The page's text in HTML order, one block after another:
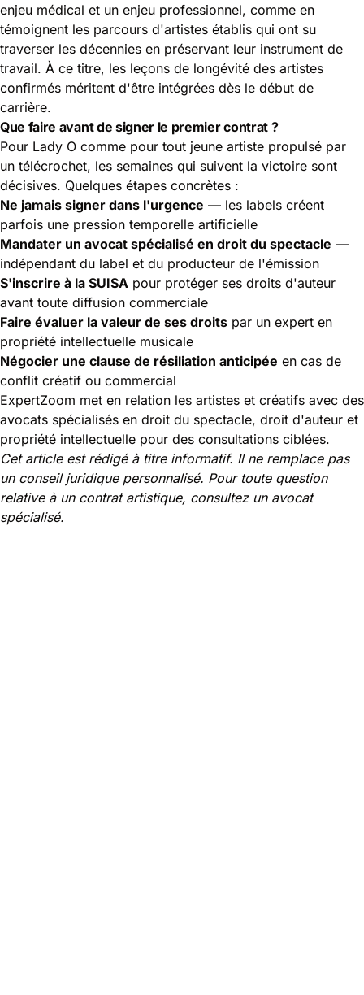
enjeu médical et un enjeu professionnel, comme en
témoignent les parcours d'artistes établis qui ont su
traverser les décennies en préservant leur instrument de
travail. À ce titre, les leçons de longévité des artistes
confirmés méritent d'être intégrées dès le début de
carrière.
Que faire avant de signer le premier contrat ?
Pour Lady O comme pour tout jeune artiste propulsé par
un télécrochet, les semaines qui suivent la victoire sont
décisives. Quelques étapes concrètes :
Ne jamais signer dans l'urgence — les labels créent
parfois une pression temporelle artificielle
Mandater un avocat spécialisé en droit du spectacle —
indépendant du label et du producteur de l'émission
S'inscrire à la SUISA pour protéger ses droits d'auteur
avant toute diffusion commerciale
Faire évaluer la valeur de ses droits par un expert en
propriété intellectuelle musicale
Négocier une clause de résiliation anticipée en cas de
conflit créatif ou commercial
ExpertZoom met en relation les artistes et créatifs avec des
avocats spécialisés en droit du spectacle, droit d'auteur et
propriété intellectuelle pour des consultations ciblées.
Cet article est rédigé à titre informatif. Il ne remplace pas
un conseil juridique personnalisé. Pour toute question
relative à un contrat artistique, consultez un avocat
spécialisé.